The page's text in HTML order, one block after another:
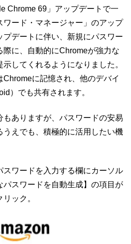
Chrome 69」アップデートで一
ワード・マネージャー」のアップ
プデートに伴い、新規にパスワー
際に、自動的にChromeが強力な
してくれるようになりました。
に記憶され、他のデバイ
）でも共有されます。
もありますが、パスワードの安易
うえでも、積極的に活用したい機
スワードを入力する欄にカーソル
パスワードを自動生成】の項目が
ック。